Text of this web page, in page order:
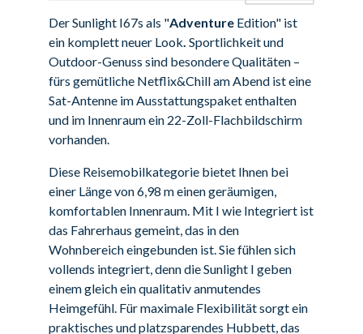
Der Sunlight I67s als "Adventure Edition" ist
ein komplett neuer Look. Sportlichkeit und
Outdoor-Genuss sind besondereQualitäten –
fürs gemütliche Netflix&Chill am Abend ist eine
Sat-Antenne im Ausstattungspaket enthalten
und im Innenraumein 22-Zoll-Flachbildschirm
vorhanden.
Diese Reisemobilkategorie bietet Ihnen bei
einer Länge von 6,98 m einen geräumigen,
komfortablen Innenraum. Mit I wie Integriert ist
das Fahrerhaus gemeint, das in den
Wohnbereich eingebunden ist. Sie fühlen sich
vollends integriert, denn die Sunlight I geben
einem gleich ein qualitativ anmutendes
Heimgefühl. Für maximale Flexibilität sorgt ein
praktisches und platzsparendes Hubbett, das